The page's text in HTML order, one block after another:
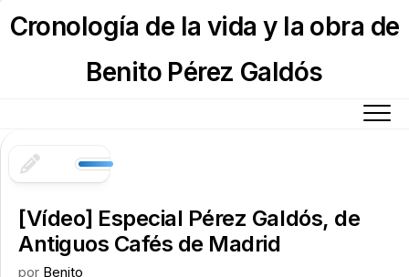
toCronología de la vida y la obra de
Benito Pérez Galdós
[Vídeo] Especial Pérez Galdós, de
Antiguos Cafés de Madrid
por Benito